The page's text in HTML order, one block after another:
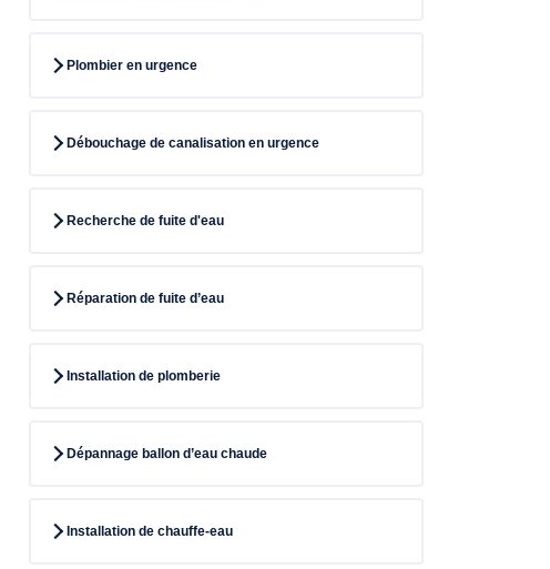
Plombier en urgence
Débouchage de canalisation en urgence
Recherche de fuite d'eau
Réparation de fuite d’eau
Installation de plomberie
Dépannage ballon d’eau chaude
Installation de chauffe-eau